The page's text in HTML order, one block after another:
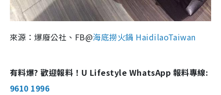
來源：爆廢公社、FB@海底撈火鍋 HaidilaoTaiwan
有料爆? 歡迎報料！U Lifestyle WhatsApp 報料專線:
9610 1996